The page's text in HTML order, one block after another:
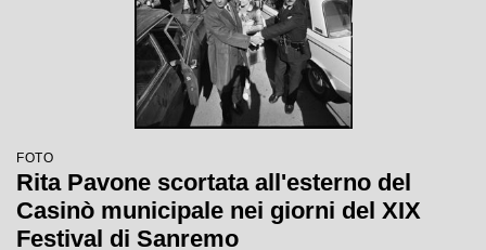
FOTO
Rita Pavone scortata all'esterno del
Casinò municipale nei giorni del XIX
Festival di Sanremo